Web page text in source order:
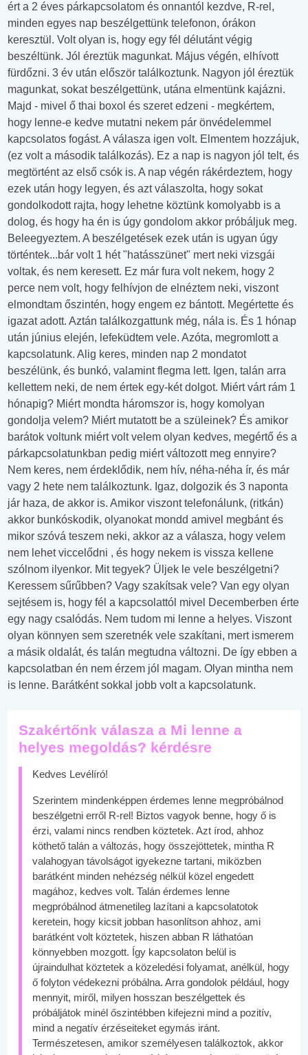
ért a 2 éves párkapcsolatom és onnantól kezdve, R-rel,
minden egyes nap beszélgettünk telefonon, órákon
keresztül. Volt olyan is, hogy egy fél délutánt végig
beszéltünk. Jól éreztük magunkat. Május végén, elhívott
fürdőzni. 3 év után először találkoztunk. Nagyon jól éreztük
magunkat, sokat beszélgettünk, utána elmentünk kajázni.
Majd - mivel ő thai boxol és szeret edzeni - megkértem,
hogy lenne-e kedve mutatni nekem pár önvédelemmel
kapcsolatos fogást. A válasza igen volt. Elmentem hozzájuk,
(ez volt a második találkozás). Ez a nap is nagyon jól telt, és
megtörtént az első csók is. A nap végén rákérdeztem, hogy
ezek után hogy legyen, és azt válaszolta, hogy sokat
gondolkodott rajta, hogy lehetne köztünk komolyabb is a
dolog, és hogy ha én is úgy gondolom akkor próbáljuk meg.
Beleegyeztem. A beszélgetések ezek után is ugyan úgy
történtek...bár volt 1 hét "hatásszünet" mert neki vizsgái
voltak, és nem keresett. Ez már fura volt nekem, hogy 2
perce nem volt, hogy felhívjon de elnéztem neki, viszont
elmondtam őszintén, hogy engem ez bántott. Megértette és
igazat adott. Aztán találkozgattunk még, nála is. És 1 hónap
után június elején, lefeküdtem vele. Azóta, megromlott a
kapcsolatunk. Alig keres, minden nap 2 mondatot
beszélünk, és bunkó, valamint flegma lett. Igen, talán arra
kellettem neki, de nem értek egy-két dolgot. Miért várt rám 1
hónapig? Miért mondta háromszor is, hogy komolyan
gondolja velem? Miért mutatott be a szüleinek? És amikor
barátok voltunk miért volt velem olyan kedves, megértő és a
párkapcsolatunkban pedig miért változott meg ennyire?
Nem keres, nem érdeklődik, nem hív, néha-néha ír, és már
vagy 2 hete nem találkoztunk. Igaz, dolgozik és 3 naponta
jár haza, de akkor is. Amikor viszont telefonálunk, (ritkán)
akkor bunkóskodik, olyanokat mondd amivel megbánt és
mikor szóvá teszem neki, akkor az a válasza, hogy velem
nem lehet viccelődni , és hogy nekem is vissza kellene
szólnom ilyenkor. Mit tegyek? Üljek le vele beszélgetni?
Keressem sűrűbben? Vagy szakítsak vele? Van egy olyan
sejtésem is, hogy fél a kapcsolattól mivel Decemberben érte
egy nagy csalódás. Nem tudom mi lenne a helyes. Viszont
olyan könnyen sem szeretnék vele szakítani, mert ismerem
a másik oldalát, és talán megtudna változni. De így ebben a
kapcsolatban én nem érzem jól magam. Olyan mintha nem
is lenne. Barátként sokkal jobb volt a kapcsolatunk.
Szakértőnk válasza a Mi lenne a
helyes megoldás? kérdésre
Kedves Levélíró!
Szerintem mindenképpen érdemes lenne megpróbálnod
beszélgetni erről R-rel! Biztos vagyok benne, hogy ő is
érzi, valami nincs rendben köztetek. Azt írod, ahhoz
köthető talán a változás, hogy összejöttetek, mintha R
valahogyan távolságot igyekezne tartani, miközben
barátként minden nehézség nélkül közel engedett
magához, kedves volt. Talán érdemes lenne
megpróbálnod átmenetileg lazítani a kapcsolatotok
keretein, hogy kicsit jobban hasonlítson ahhoz, ami
barátként volt köztetek, hiszen abban R láthatóan
könnyebben mozgott. Így kapcsolaton belül is
újraindulhat köztetek a közeledési folyamat, anélkül, hogy
ő folyton védekezni próbálna. Arra gondolok például, hogy
mennyit, miről, milyen hosszan beszélgettek és
próbáljátok minél őszintébben kifejezni mind a pozitív,
mind a negatív érzéseiteket egymás iránt.
Természetesen, amikor személyesen találkoztok, akkor